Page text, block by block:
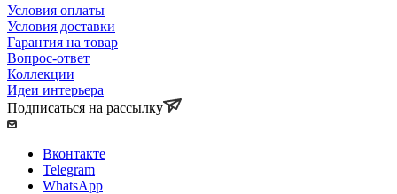
Условия оплаты
Условия доставки
Гарантия на товар
Вопрос-ответ
Коллекции
Идеи интерьера
Подписаться на рассылку
Вконтакте
Telegram
WhatsApp